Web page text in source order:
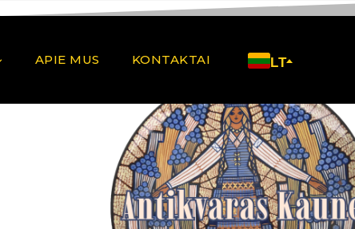
APIE MUS KONTAKTAI LT